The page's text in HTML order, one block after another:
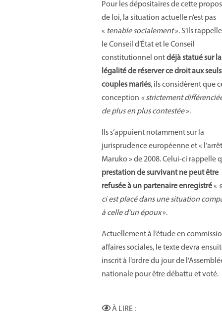
Pour les dépositaires de cette
de loi, la situation actuelle n’est pas
« tenable socialement». S’ils
le Conseil d’État et le Conseil
constitutionnel ontdéjà statué sur la
légalité de réserver ce droit aux seuls
couples mariés, ils considèrent que
conception « strictement
de plus en plus contestée».
Ils s’appuient notamment sur la
jurisprudence européenne et « l’arrêt
Maruko » de 2008. Celui-ci rappelle
prestation de survivant ne peut être
refusée à un partenaire enregistré«
ci est placé dans une situation
à celle d’un époux».
Actuellement à l’étude en
affaires sociales, le texte devra
inscrit à l’ordre du jour de
nationale pour être débattu et voté.
À LIRE :